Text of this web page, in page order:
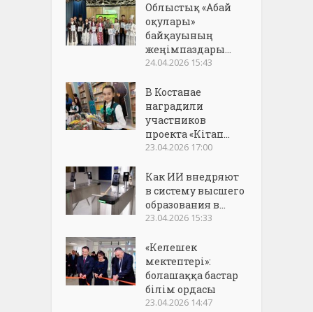
Облыстық «Абай
оқулары»
байқауының
жеңімпаздары...
24.04.2026 15:43
В Костанае
наградили
участников
проекта «Кітап...
23.04.2026 17:00
Как ИИ внедряют
в систему высшего
образования в...
23.04.2026 15:33
«Келешек
мектептері»:
болашаққа бастар
білім ордасы
23.04.2026 14:47